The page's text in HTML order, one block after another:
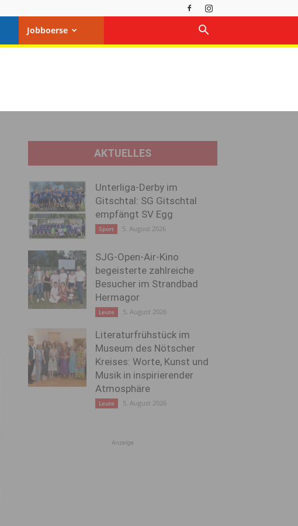
Jobboerse
AKTUELLES
Unterliga-Derby im
Gitschtal: SG Gitschtal
empfängt SV Egg
Sport 5. August 2026
SJG-Open-Air-Kino
begeisterte zahlreiche
Besucher im Strandbad
Hermagor
Leute 5. August 2026
Literaturfrühstück im
Museum des Nötscher
Kreises: Worte, Kunst und
Musik in inspirierender
Atmosphäre
Leute 5. August 2026
Anzeige